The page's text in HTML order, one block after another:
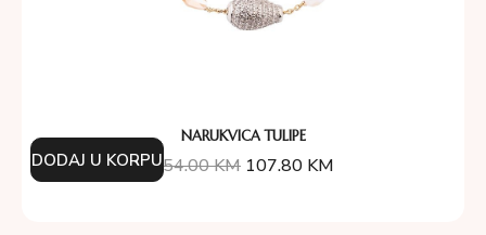
NARUKVICA TULIPE
154.00KM 107.80 KM
DODAJ U KORPU